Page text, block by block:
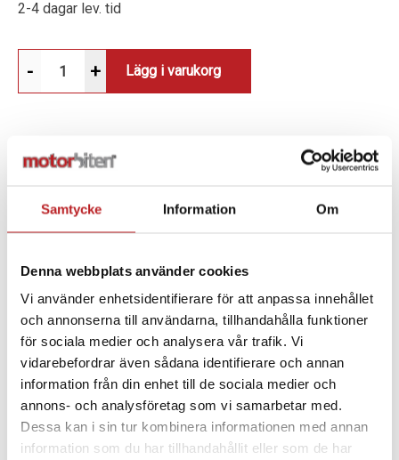
Samtycke Information Om
Denna webbplats använder cookies
Vi använder enhetsidentifierare för att anpassa innehållet
och annonserna till användarna, tillhandahålla funktioner
för sociala medier och analysera vår trafik. Vi
vidarebefordrar även sådana identifierare och annan
information från din enhet till de sociala medier och
annons- och analysföretag som vi samarbetar med.
Dessa kan i sin tur kombinera informationen med annan
information som du har tillhandahållit eller som de har
2-4 dagar lev. tid
- + Lägg i varukorg
BESKRIVNING
KTM GPS fäste !
Lämplig för alla Garmin GPS-enheter
Lämplig för alla TomTom GPS-enheter
Lämplig för Touratech iBracket
Lämplig för smartphone-adaptern
Justerbar vinkel
Dämpande gummi inuti justeringsmekanismen
minskar motorcykelns vibrationer